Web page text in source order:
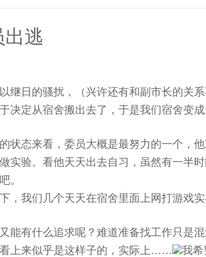
逃
继日的骚扰，（兴许还有和副市长的关
决定从宿舍搬出去了，于是我们宿舍变成
状态来看，委员大概是最努力的一个，
实验。看他天天出去自习，虽然有一半
。
，我们几个天天在宿舍里面上网打游戏实
能有什么追求呢？难道准备找工作只是
上来似乎是这样子的，实际上……
我希